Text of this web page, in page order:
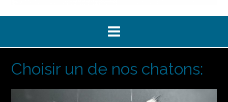
Choisir un de nos chatons: